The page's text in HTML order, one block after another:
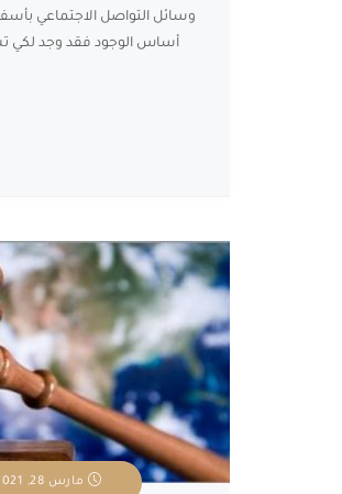
وسائل التواصل الاجتماعي
أساس الوجود فقد وجد لكي
مارس 28, 2021